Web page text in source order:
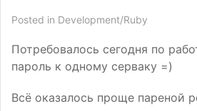
Posted in Development/Ruby
Потребовалось сегодня по
пароль к одному серваку =)
Всё оказалось проще пареной